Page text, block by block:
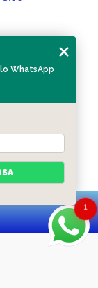
1998)
1
WhatsApp